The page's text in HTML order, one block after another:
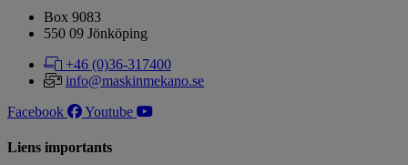
Box 9083
​​​​​​​550 09 Jönköping
+46 (0)36-317400
info@maskinmekano.se
Facebook
Youtube
Liens importants